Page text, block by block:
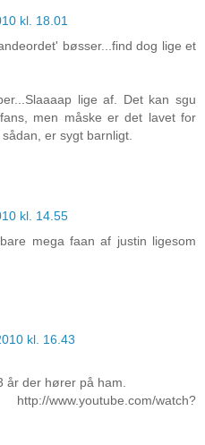
kl. 18.01
bøsser...find dog lige et
lige af. Det kan sgu
men måske er det lavet for
er sygt barnligt.
kl. 14.55
mega faan af justin ligesom
kl. 16.43
år der hører på ham.
watch?